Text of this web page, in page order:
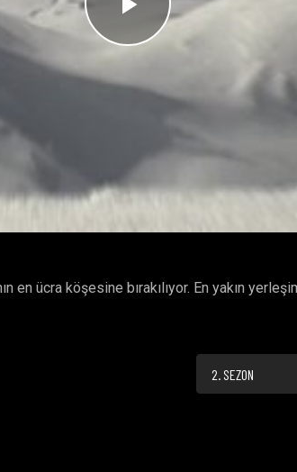
Videoyu
en ücra köşesine bırakılıyor. En yakın
2. SEZON